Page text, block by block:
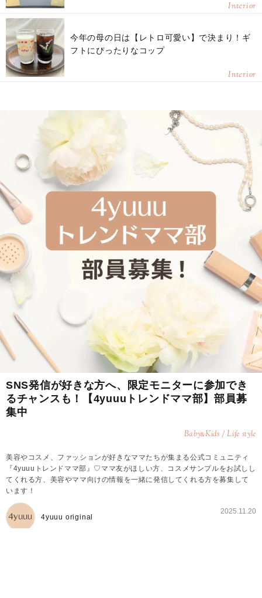
Interior
今年の母の日は【レトロ可愛い】で決まり！ギ
フトにぴったりなコップ
Interior
SNS発信が好きな方へ、限定モニターに参加でき
るチャンスも！【4yuuuトレンドママ部】部員募
集中
Baby&Kids / Life style
美容やコスメ、ファッションが好きなママたちが集まる公式コミュニティ
『4yuuuトレンドママ部』♡ママ友がほしい方、コスメサンプルをお試しし
てくれる方、美容やママ向けの情報を一緒に発信してくれる方を募集して
います！
4yuuu original
2025.11.20